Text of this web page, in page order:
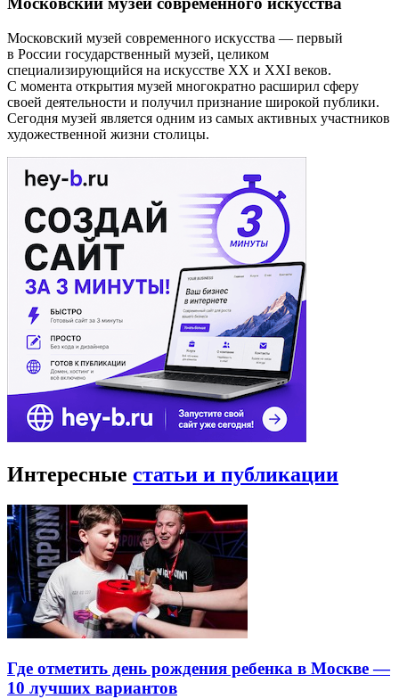
Московский музей современного искусства — первый
в России государственный музей, целиком
специализирующийся на искусстве XX и XXI веков.
С момента открытия музей многократно расширил сферу
своей деятельности и получил признание широкой публики.
Сегодня музей является одним из самых активных участников
художественной жизни столицы.
Интересные статьи и публикации
Где отметить день рождения ребенка в Москве —
10 лучших вариантов